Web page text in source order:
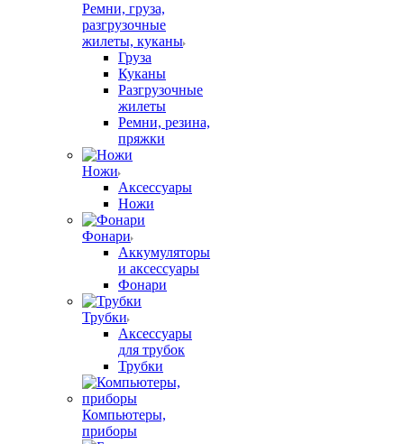
Ремни, груза,
разгрузочные
жилеты, куканы
Груза
Куканы
Разгрузочные
жилеты
Ремни, резина,
пряжки
Ножи
Аксессуары
Ножи
Фонари
Аккумуляторы
и аксессуары
Фонари
Трубки
Аксессуары
для трубок
Трубки
Компьютеры,
приборы